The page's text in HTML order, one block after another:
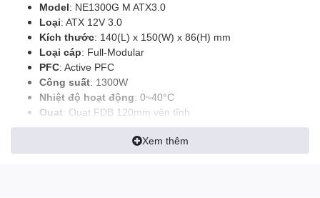
Model: NE1300G M ATX3.0
Loại: ATX 12V 3.0
Kích thước: 140(L) x 150(W) x 86(H) mm
Loại cáp: Full-Modular
PFC: Active PFC
Công suất: 1300W
Nhiệt độ hoạt động: 0~40°C
Quạt: Quạt FDB 120mm yên tĩnh
Chứng nhận: 80 Plus Gold
Thông số kỹ thuật
Xem thêm